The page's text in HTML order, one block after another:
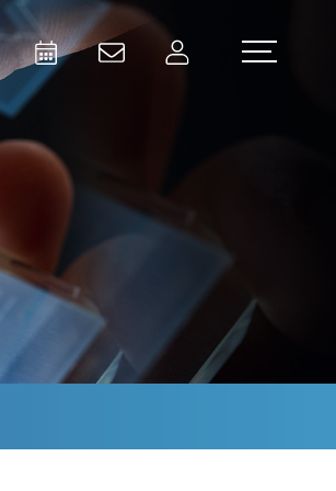
Measurement
| Defense | Security
and Media